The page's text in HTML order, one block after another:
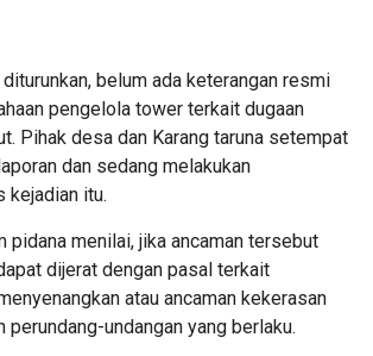
belum ada keterangan resmi
pengelola tower terkait dugaan
Pihak desa dan Karang taruna setempat
dan sedang melakukan
kejadian itu.
pidana menilai, jika ancaman tersebut
dijerat dengan pasal terkait
atau ancaman kekerasan
perundang-undangan yang berlaku.